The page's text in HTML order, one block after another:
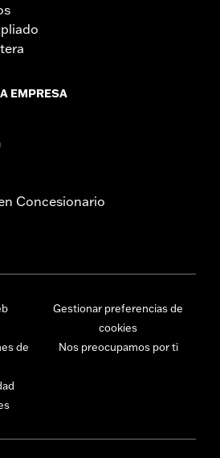
EMPRESA
Concesionario
de
Gestionar preferencias de
cookies
Nos preocupamos por ti